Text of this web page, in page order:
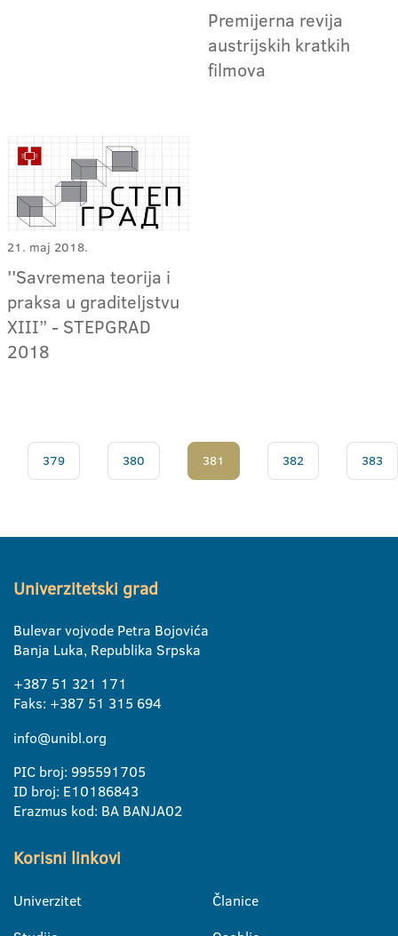
Premijerna revija
austrijskih kratkih
filmova
21. maj 2018.
''Savremena teorija i
praksa u graditeljstvu
XIII” - STEPGRAD
2018
379 380 381 382 383
Univerzitetski grad
Bulevar vojvode Petra Bojovića
Banja Luka, Republika Srpska
+387 51 321 171
Faks: +387 51 315 694
info@unibl.org
PIC broj: 995591705
ID broj: E10186843
Erazmus kod: BA BANJA02
Korisni linkovi
Univerzitet
Članice